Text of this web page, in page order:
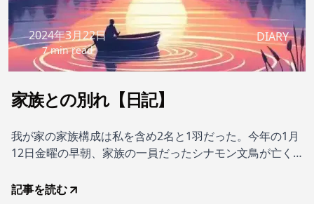
2024年3月22日
7 min read
DIARY
家族との別れ【日記】
我が家の家族構成は私を含め2名と1羽だった。今年の1月
12日金曜の早朝、家族の一員だったシナモン文鳥が亡くな
体調をくずし、以後3か月余りの戦いのすえ、旅立ってい
記事を読む